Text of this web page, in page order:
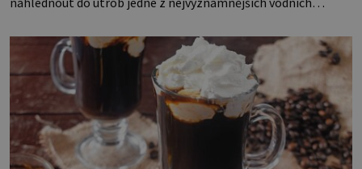
koloběžce a den zakončit poznáváním památek ve Velkých
Losinách nebo v termálním